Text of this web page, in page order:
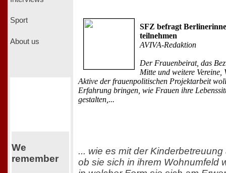
Sport
About us
We
remember
SFZ befragt
teilnehmen
AVIVA-Redaktion
Der Frauenbeirat, das
Mitte und weitere Vereine,
Aktive der frauenpolitischen Projektarbeit
Erfahrung bringen, wie Frauen ihre
gestalten,...
... wie es mit der
ob sie sich in ihrem Wohnumfeld